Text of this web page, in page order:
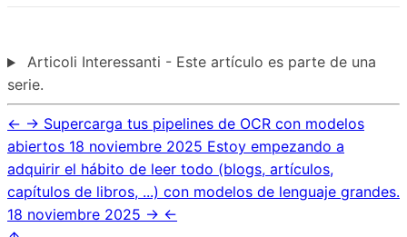
Articoli Interessanti - Este artículo es parte de una
serie.
← → Supercarga tus pipelines de OCR con modelos
abiertos 18 noviembre 2025 Estoy empezando a
adquirir el hábito de leer todo (blogs, artículos,
capítulos de libros, ...) con modelos de lenguaje grandes.
18 noviembre 2025 → ←